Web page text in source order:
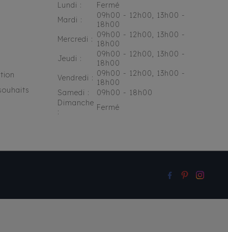
Lundi :
Fermé
Mardi :
09h00 - 12h00, 13h00 -
18h00
Mercredi : 09h00 - 12h00, 13h00 -
18h00
Jeudi :
09h00 - 12h00, 13h00 -
18h00
Vendredi : 09h00 - 12h00, 13h00 -
18h00
Samedi :
09h00 - 18h00
Dimanche
:
Fermé